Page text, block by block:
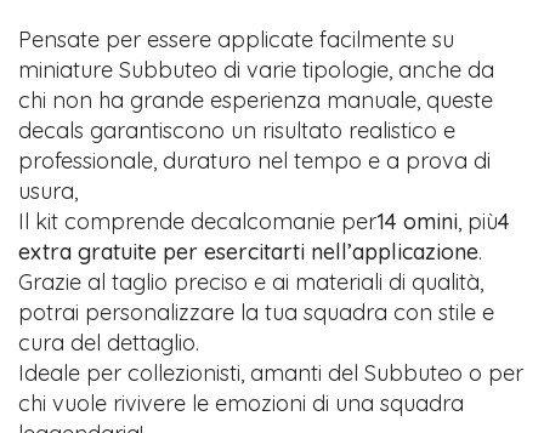
Pensate per essere applicate facilmente su
miniature Subbuteo di varie tipologie, anche da
chi non ha grande esperienza manuale, queste
decals garantiscono un risultato realistico e
professionale, duraturo nel tempo e a prova di
usura,
Il kit comprende decalcomanie per14 omini, più4
extra gratuite per esercitarti nell’applicazione.
Grazie al taglio preciso e ai materiali di qualità,
potrai personalizzare la tua squadra con stile e
cura del dettaglio.
Ideale per collezionisti, amanti del Subbuteo o per
chi vuole rivivere le emozioni di una squadra